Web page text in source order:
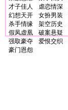
才子佳人
虐恋情深
幻想天开
女扮男装
杀手情缘
架空历史
假凤虚凰
破案悬疑
强取豪夺
爱恨交织
豪门恩怨